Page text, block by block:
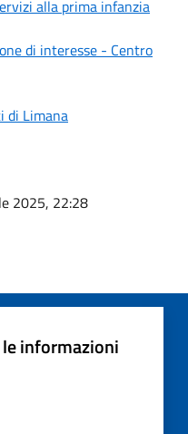
alla prima infanzia
di interesse - Centro
di Limana
2025, 22:28
informazioni